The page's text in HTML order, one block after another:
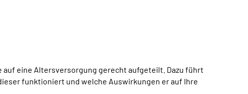
eine Altersversorgung gerecht aufgeteilt. Dazu führt
funktioniert und welche Auswirkungen er auf Ihre